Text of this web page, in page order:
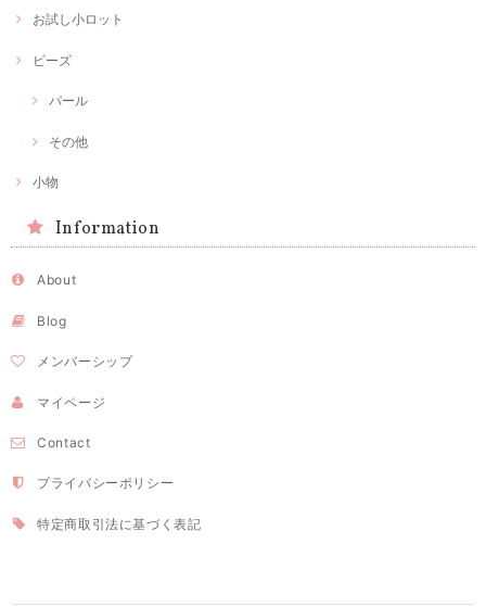
お試し小ロット
ビーズ
パール
その他
小物
Information
About
Blog
メンバーシップ
マイページ
Contact
プライバシーポリシー
特定商取引法に基づく表記